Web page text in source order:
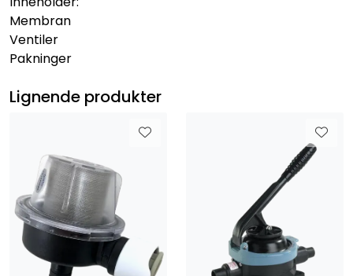
Membran
Ventiler
Pakninger
Lignende produkter